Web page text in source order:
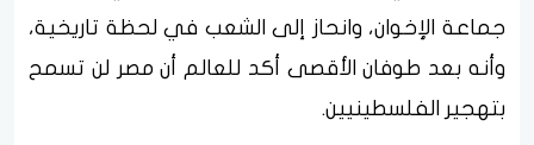
جماعة الإخوان، وانحاز إلى الشعب في لحظة تاريخية،
وأنه بعد طوفان الأقصى أكد للعالم أن مصر لن تسمح
بتهجير الفلسطينيين.